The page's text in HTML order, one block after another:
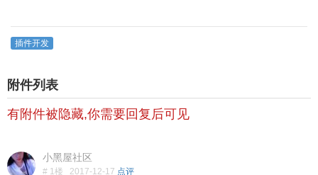
插件开发
附件列表
有附件被隐藏,你需要回复后可见
小黑屋社区
# 1楼 2017-12-17 点评